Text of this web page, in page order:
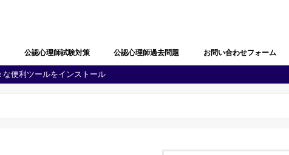
公認心理師試験対策
公認心理師としての職責の自覚
問題解決能力と生涯学習
多職種連携・地域連携
心理学・臨床心理学の全体像
心理学における研究
心理学に関する実験
知覚及び認知
学習及び言語
感情及び人格
脳・神経の働き
社会及び集団に関する心理学
発達
障害者(児)の心理学
心理状態の観察及び結果の分析
心理に関する支援
健康・医療に関する心理学
福祉に関する心理学
教育に関する心理学
司法・犯罪に関する心理学
産業・組織に関する心理学
人体の構造と機能及び疾病
精神疾患とその治療
公認心理師に関する制度
その他（心の健康教育に関する事項
公認心理師過去問題 お問い合わせフォーム
な便利ツールをインストール